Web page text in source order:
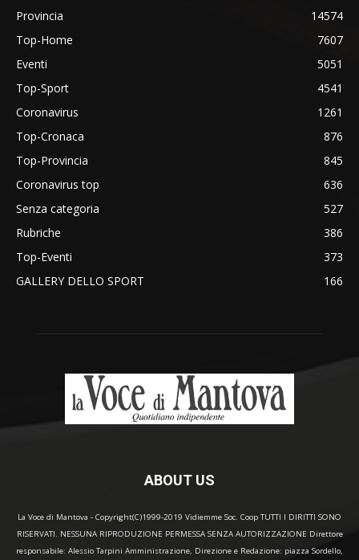
Provincia
14574
Top-Home
7607
Eventi
5051
Top-Sport
4541
Coronavirus
1261
Top-Cronaca
876
Top-Provincia
845
Coronavirus top
636
Senza categoria
527
Rubriche
386
Top-Eventi
373
GALLERY DELLO SPORT
166
ABOUT US
La Voce di Mantova - Copyright(C)1999-2019 Vidiemme Soc. Coop TUTTI I DIRITTI SONO
RISERVATI. NESSUNA RIPRODUZIONE PERMESSA SENZA AUTORIZZAZIONE Direttore
responsabile: Alessio Tarpini Amministrazione, Direzione e Redazione: piazza Sordello,